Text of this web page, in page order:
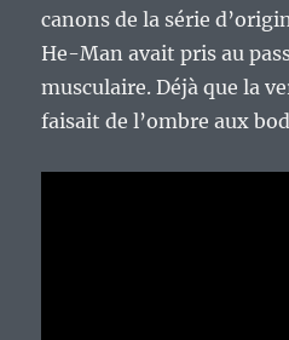
canons de la série
He-Man avait pris au
musculaire. Déjà que la
faisait de l’ombre aux